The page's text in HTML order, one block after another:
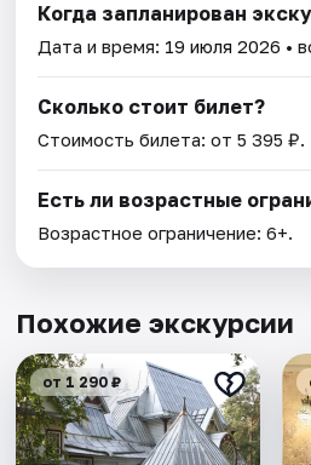
Когда запланирован
Дата и время: 19 июля 2026 •
Сколько стоит билет?
Стоимость билета: от 5 395 ₽.
Есть ли возрастные
Возрастное ограничение: 6+.
Похожие экскурсии
от 1 290 ₽